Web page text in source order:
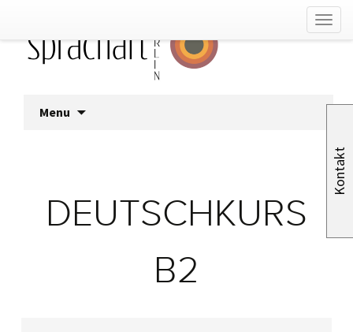
Menu
DEUTSCHKURS
B2
Kontakt